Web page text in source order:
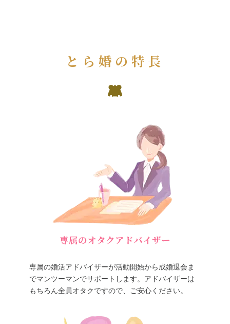
とら婚の特長
専属のオタクアドバイザー
専属の婚活アドバイザーが活動開始から成婚退会ま
でマンツーマンでサポートします。アドバイザーは
もちろん全員オタクですので、ご安心ください。